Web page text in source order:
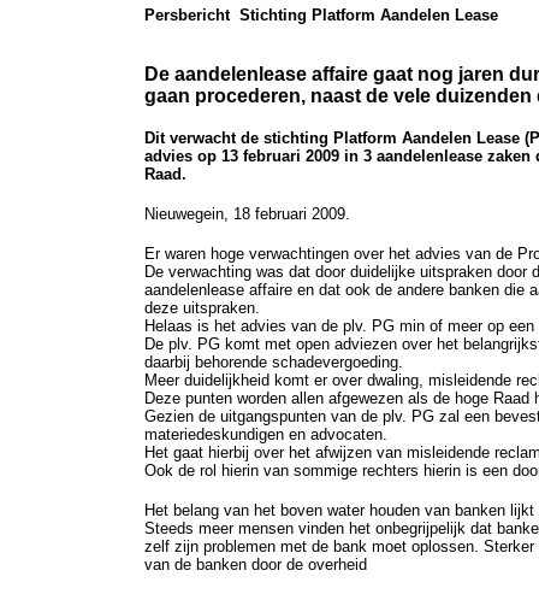
Persbericht Stichting Platform Aandelen Lease
De aandelenlease affaire gaat nog jaren
gaan procederen, naast de vele
Dit verwacht de stichting Platform Aandelen Lease
advies op 13 februari 2009 in 3 aandelenlease
Raad.
Nieuwegein, 18 februari 2009.
Er waren hoge verwachtingen over het advies van de
De verwachting was dat door duidelijke uitspraken
aandelenlease affaire en dat ook de andere banken die
deze uitspraken.
Helaas is het advies van de plv. PG min of meer op
De plv. PG komt met open adviezen over het
daarbij behorende schadevergoeding.
Meer duidelijkheid komt er over dwaling, misleidende
Deze punten worden allen afgewezen als de hoge
Gezien de uitgangspunten van de plv. PG zal een
materiedeskundigen en advocaten.
Het gaat hierbij over het afwijzen van misleidende
Ook de rol hierin van sommige rechters hierin is een
Het belang van het boven water houden van banken
Steeds meer mensen vinden het onbegrijpelijk dat
zelf zijn problemen met de bank moet oplossen.
van de banken door de overheid